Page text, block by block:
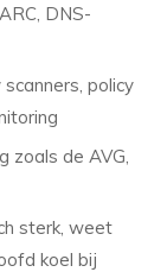
DNS-
policy
zoals de AVG,
sterk, weet
koel bij